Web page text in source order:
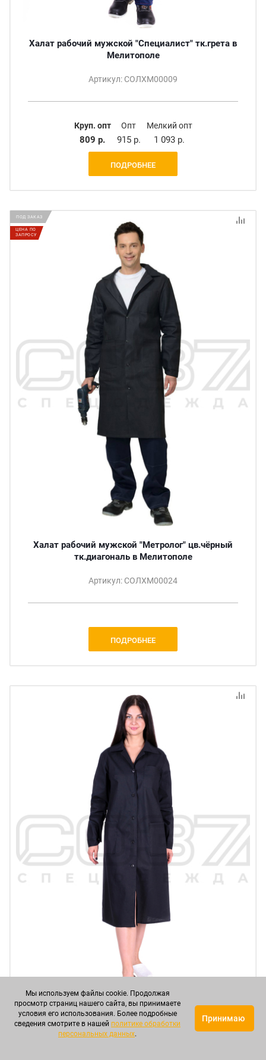
Халат рабочий мужской "Специалист" тк.грета в
Мелитополе
Артикул: СОЛХМ00009
Круп. опт
809 р.
Опт
915 р.
Мелкий опт
1 093 р.
ПОДРОБНЕЕ
ПОД ЗАКАЗ
ЦЕНА ПО
ЗАПРОСУ
Халат рабочий мужской "Метролог" цв.чёрный
тк.диагональ в Мелитополе
Артикул: СОЛХМ00024
ПОДРОБНЕЕ
Халат рабочий женский цв.чёрный тк.бязь в
Мелитополе
Мы используем файлы cookie. Продолжая
просмотр страниц нашего сайта, вы принимаете
условия его использования. Более подробные
сведения смотрите в нашей политике обработки
персональных данных.
Принимаю